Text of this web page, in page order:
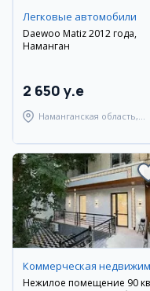
Легковые автомобили
Daewoo Matiz 2012 года,
Наманган
2 650 y.e
Наманганская область,
Нежилое помещение 90